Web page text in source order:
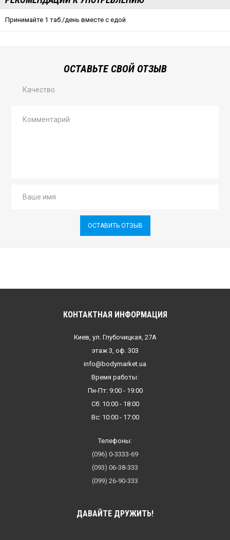
Принимайте 1 таб./день вместе с едой
ОСТАВЬТЕ СВОЙ ОТЗЫВ
Качество
ОСТАВИТЬ ОТЗЫВ
КОНТАКТНАЯ ИНФОРМАЦИЯ
Киев, ул. Глубочицкая, 27А
этаж 3, оф. 303
info@bodymarket.ua
Время работы:
Пн-Пт: 9:00 - 19:00
Сб: 10:00 - 18:00
Вс: 10:00 - 17:00
Телефоны:
(096) 0-3333-69
(093) 06-38-333
(099) 26-90-333
ДАВАЙТЕ ДРУЖИТЬ!